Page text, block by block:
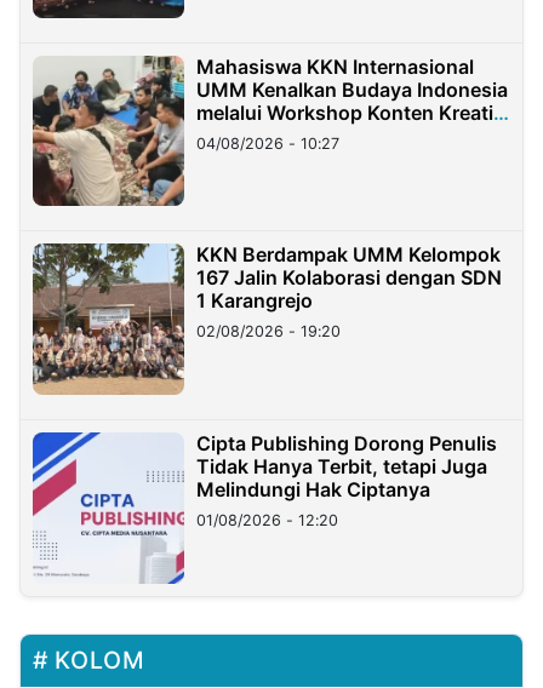
Mahasiswa KKN Internasional
UMM Kenalkan Budaya Indonesia
melalui Workshop Konten Kreatif
di Taiwan
04/08/2026 - 10:27
KKN Berdampak UMM Kelompok
167 Jalin Kolaborasi dengan SDN
1 Karangrejo
02/08/2026 - 19:20
Cipta Publishing Dorong Penulis
Tidak Hanya Terbit, tetapi Juga
Melindungi Hak Ciptanya
01/08/2026 - 12:20
KOLOM